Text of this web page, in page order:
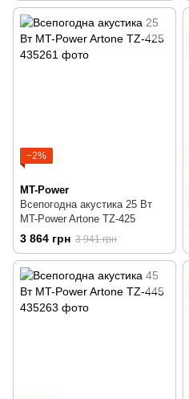
−2%
MT-Power
Всепогодна акустика 25 Вт
MT-Power Artone TZ-425
3 864 грн 3 941 грн